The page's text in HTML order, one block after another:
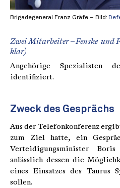
Brigadegeneral Franz Gräfe – Bild:
Zwei Mitarbeiter – Fenske und
klar)
Angehörige Spezialisten
identifiziert.
Zweck des Gesprächs
Aus der Telefonkonferenz
zum Ziel hatte, ein
Verteidigungsminister
anlässlich dessen die
eines Einsatzes des Taurus
sollen.